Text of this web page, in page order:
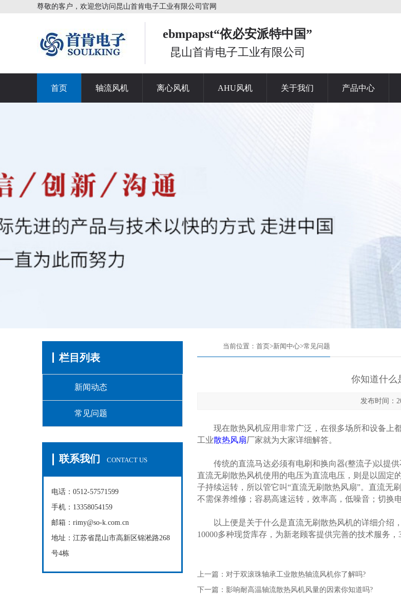
尊敬的客户，欢迎您访问昆山首肯电子工业有限公司官网
ebmpapst“依必安派特中国”
昆山首肯电子工业有限公司
首页 轴流风机 离心风机 AHU风机 关于我们 产品中心
栏目列表
新闻动态
常见问题
联系我们 CONTACT US
电话：0512-57571599
手机：13358054159
邮箱：rimy@so-k.com.cn
地址：江苏省昆山市高新区锦淞路268
号4栋
当前位置： 首页>新闻中心>常见问题
你知道什么
发布时间：
现在散热风机应用非常广泛，在很多场所和设备上
工业散热风扇厂家就为大家详细解答。
传统的直流马达必须有电刷和换向器(整流子)以提供
直流无刷散热风机使用的电压为直流电压，则是以固定
子持续运转，所以管它叫“直流无刷散热风扇”。直流无
不需保养维修；容易高速运转，效率高，低噪音；切换
以上便是关于什么是直流无刷散热风机的详细介绍
10000多种现货库存，为新老顾客提供完善的技术服务
上一篇： 对于双滚珠轴承工业散热轴流风机你了解吗?
下一篇： 影响耐高温轴流散热风机风量的因素你知道吗?